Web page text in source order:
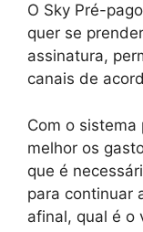
O Sky Pré-
quer se
assinatura,
canais de
Com o
melhor os
que é
para continuar
afinal, qual é o